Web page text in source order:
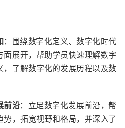
：围绕数字化定义、数字化时代
面展开，帮助学员快速理解数字
，了解数字化的发展历程以及数
前沿：立足数字化发展前沿，帮
势，拓宽视野和格局，并深入了